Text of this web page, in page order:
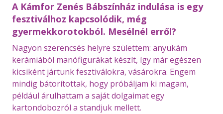
A Kámfor Zenés Bábszínház indulása is egy
fesztiválhoz kapcsolódik, még
gyermekkorotokból. Mesélnél erről?
Nagyon szerencsés helyre születtem: anyukám
kerámiából manófigurákat készít, így már egészen
kicsiként jártunk fesztiválokra, vásárokra. Engem
mindig bátorítottak, hogy próbáljam ki magam,
például árulhattam a saját dolgaimat egy
kartondobozról a standjuk mellett.